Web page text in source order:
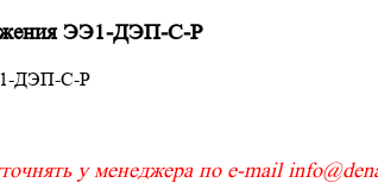
ЭЭ1-ДЭП-С-Р
у менеджера по e-mail